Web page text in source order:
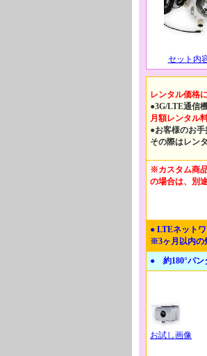
セット内
レンタル価格に
●3G/LTE通信
月額レンタル
●お客様のお
その際はレン
※カスタム商
の場合は、別
● LTEネット
※3ヶ月以内の
● 約180°パン
お試し画像